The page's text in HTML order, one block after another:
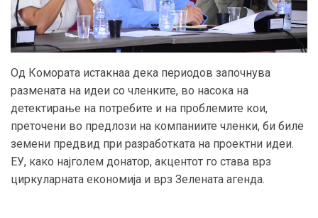
Од Комората истакнаа дека периодов започнува
размената на идеи со членките, во насока на
детектирање на потребите и на проблемите кои,
преточени во предлози на компаниите членки, би биле
земени предвид при разработката на проектни идеи.
ЕУ, како најголем донатор, акцентот го става врз
циркуларната економија и врз Зелената агенда.